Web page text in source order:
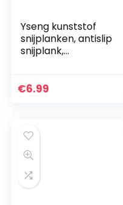
Yseng kunststof
snijplanken, antislip
snijplank,
voor keuken
€6.99